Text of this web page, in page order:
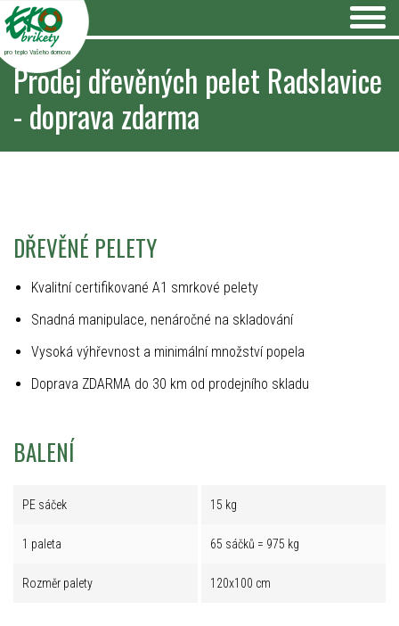
pro teplo Vašeho domova
Prodej dřevěných pelet Radslavice
- doprava zdarma
DŘEVĚNÉ PELETY
Kvalitní certifikované A1 smrkové pelety
Snadná manipulace, nenáročné na skladování
Vysoká výhřevnost a minimální množství popela
Doprava ZDARMA do 30 km od prodejního skladu
BALENÍ
PE sáček 15 kg
1 paleta 65 sáčků = 975 kg
Rozměr palety 120x100 cm